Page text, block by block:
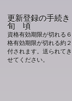
更新登録の手続
旬 頃
資格有効期限が切れる
格有効期限が切れる約
付されます。送られて
せてください。